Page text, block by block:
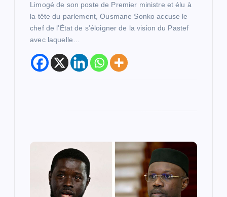
Limogé de son poste de Premier ministre et élu à
la tête du parlement, Ousmane Sonko accuse le
chef de l’État de s’éloigner de la vision du Pastef
avec laquelle…